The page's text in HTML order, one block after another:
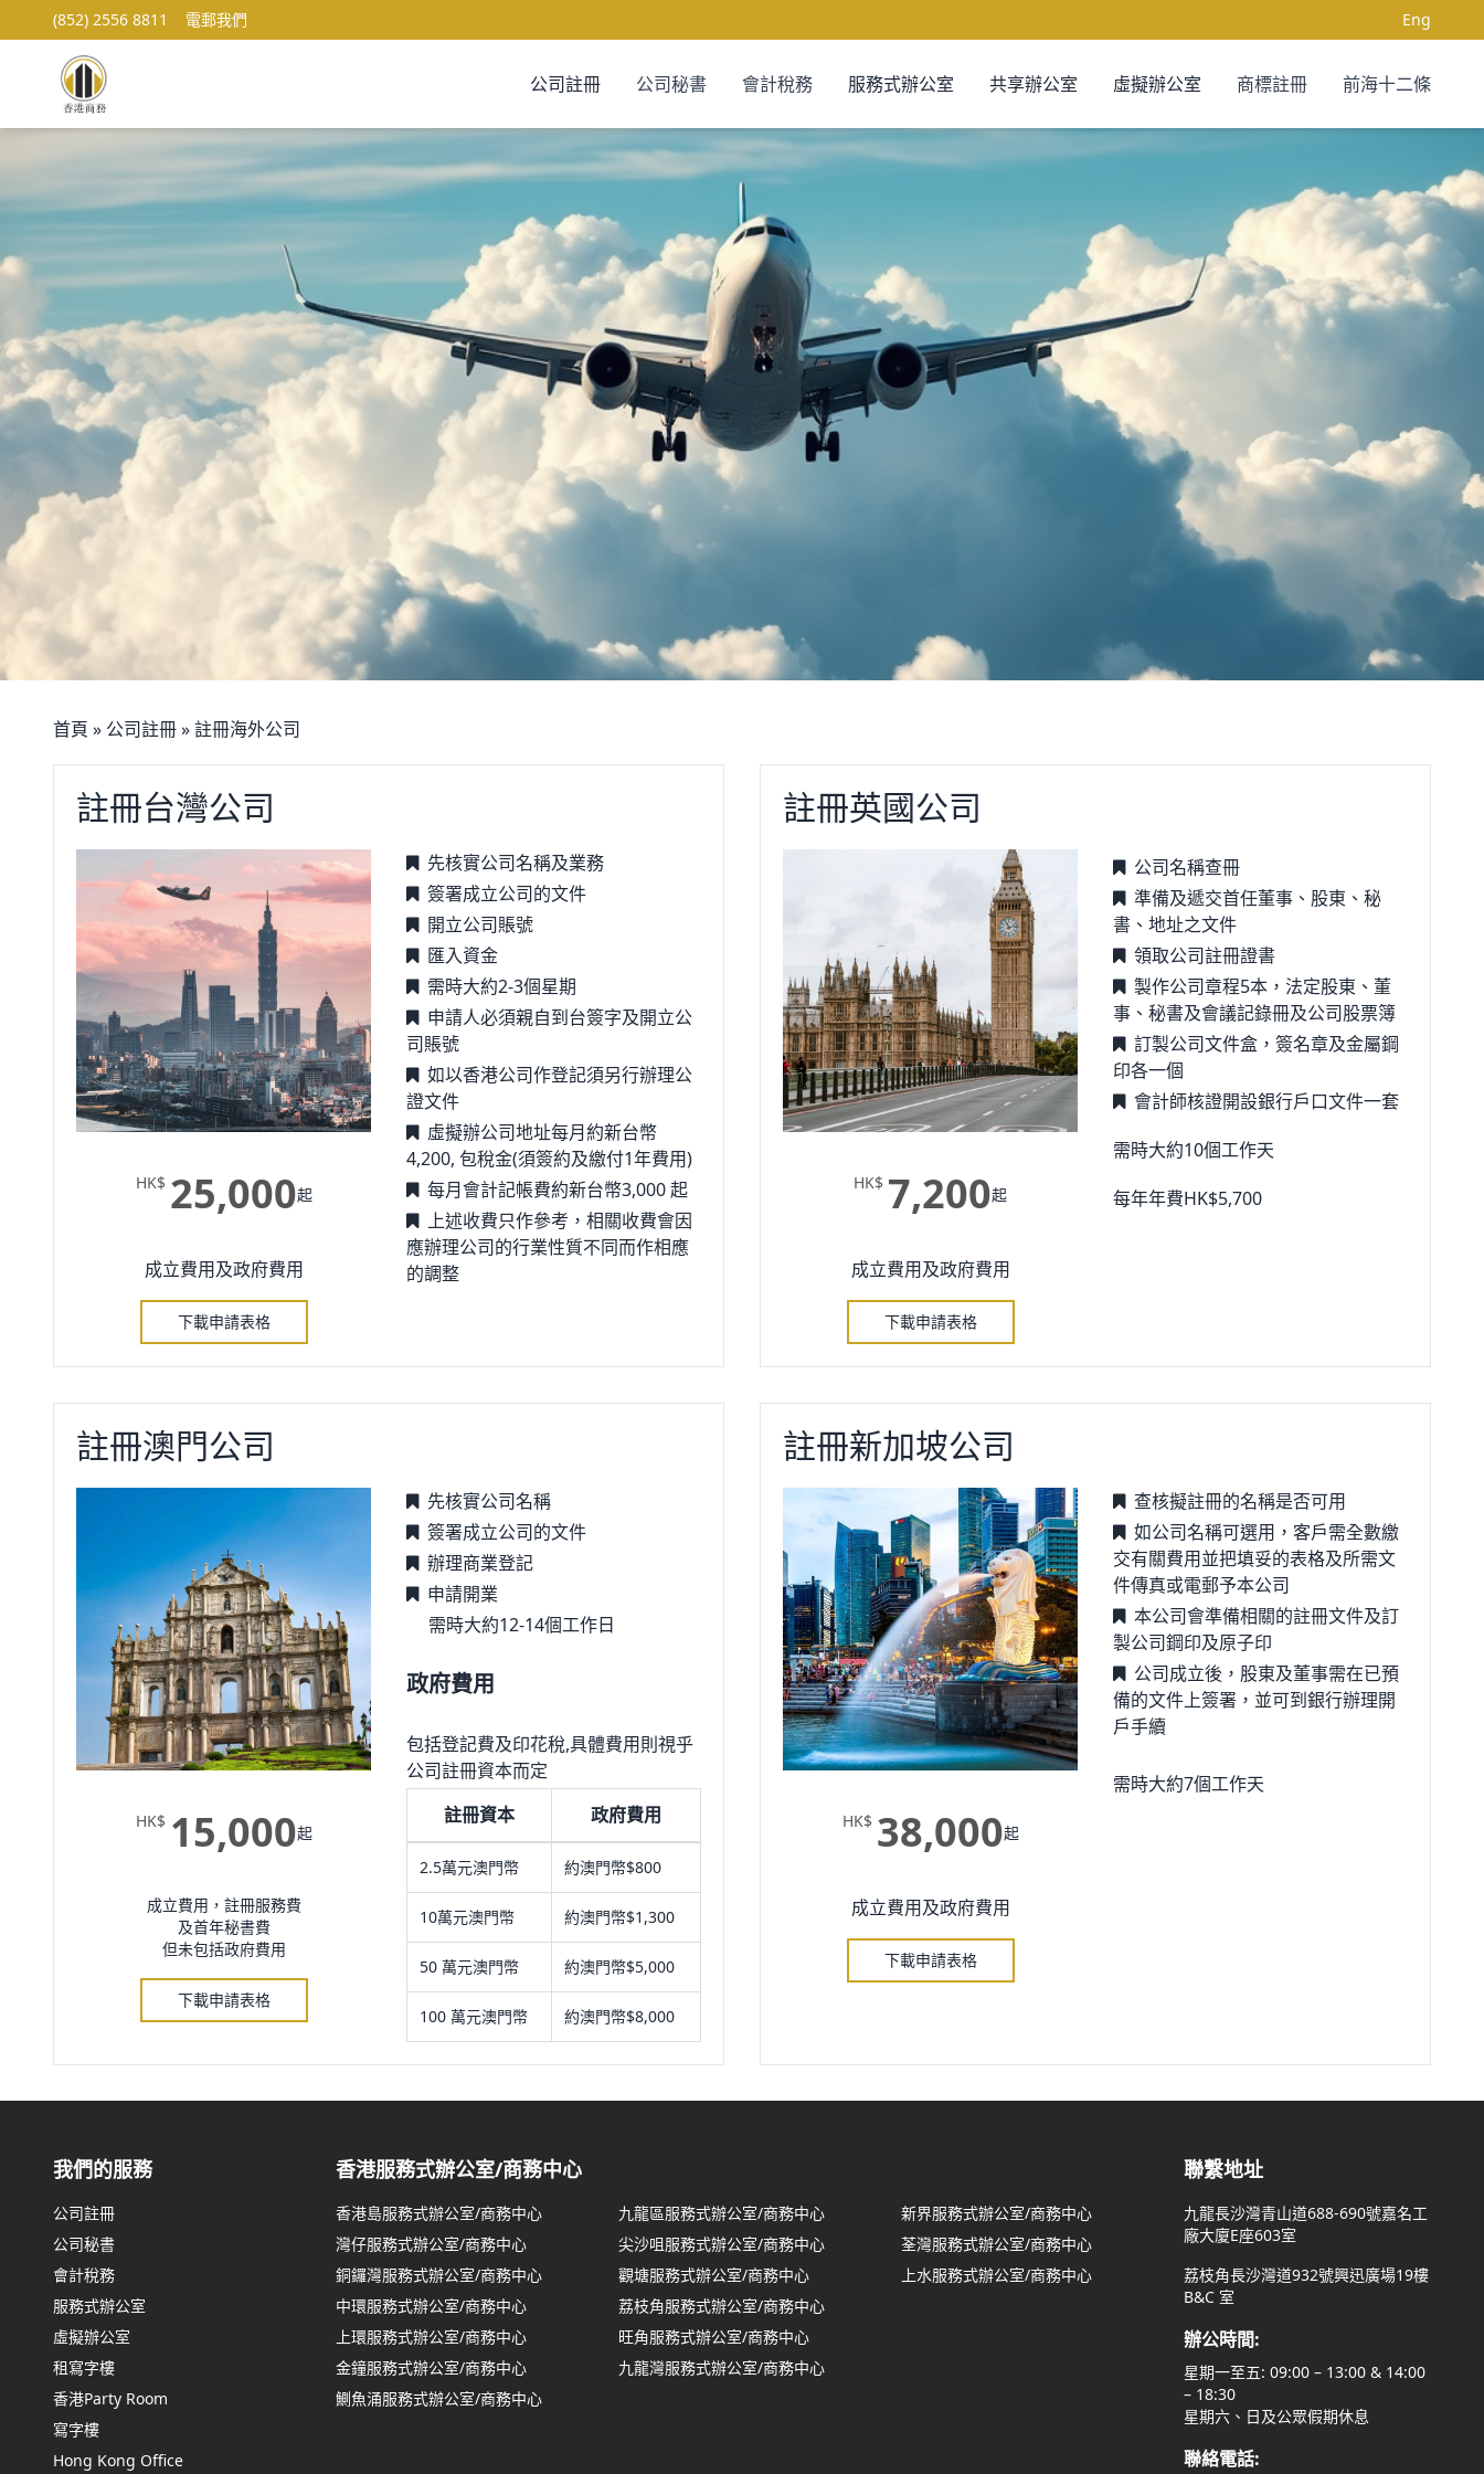
(852) 2556 8811 電郵我們 Eng
公司註冊 公司秘書 會計稅務 服務式辦公室 共享辦公室 虛擬辦公室 商標註冊 前海十二條
首頁 » 公司註冊»註冊海外公司
註冊台灣公司
HK$ 25,000起
成立費用及政府費用
下載申請表格
先核實公司名稱及業務
簽署成立公司的文件
開立公司賬號
匯入資金
需時大約2-3個星期
申請人必須親自到台簽字及開立公
司賬號
如以香港公司作登記須另行辦理公
證文件
虛擬辦公司地址每月約新台幣
4,200, 包稅金(須簽約及繳付1年費用)
每月會計記帳費約新台幣3,000 起
上述收費只作參考，相關收費會因
應辦理公司的行業性質不同而作相應
的調整
註冊英國公司
HK$ 7,200起
成立費用及政府費用
下載申請表格
公司名稱查冊
準備及遞交首任董事、股東、秘
書、地址之文件
領取公司註冊證書
製作公司章程5本，法定股東、董
事、秘書及會議記錄冊及公司股票簿
訂製公司文件盒，簽名章及金屬鋼
印各一個
會計師核證開設銀行戶口文件一套
需時大約10個工作天
每年年費HK$5,700
註冊澳門公司
HK$ 15,000起
成立費用，註冊服務費
及首年秘書費
但未包括政府費用
下載申請表格
先核實公司名稱
簽署成立公司的文件
辦理商業登記
申請開業
需時大約12-14個工作日
政府費用
包括登記費及印花稅,具體費用則視乎
公司註冊資本而定
註冊資本
政府費用
2.5萬元澳門幣 約澳門幣$800
10萬元澳門幣 約澳門幣$1,300
50 萬元澳門幣 約澳門幣$5,000
100 萬元澳門幣 約澳門幣$8,000
註冊新加坡公司
HK$ 38,000起
成立費用及政府費用
下載申請表格
查核擬註冊的名稱是否可用
如公司名稱可選用，客戶需全數繳
交有關費用並把填妥的表格及所需文
件傳真或電郵予本公司
本公司會準備相關的註冊文件及訂
製公司鋼印及原子印
公司成立後，股東及董事需在已預
備的文件上簽署，並可到銀行辦理開
戶手續
需時大約7個工作天
我們的服務
公司註冊
公司秘書
會計稅務
服務式辦公室
虛擬辦公室
租寫字樓
香港Party Room
寫字樓
Hong Kong Office
香港服務式辦公室/商務中心
香港島服務式辦公室/商務中心
灣仔服務式辦公室/商務中心
銅鑼灣服務式辦公室/商務中心
中環服務式辦公室/商務中心
上環服務式辦公室/商務中心
金鐘服務式辦公室/商務中心
鰂魚涌服務式辦公室/商務中心
九龍區服務式辦公室/商務中心
尖沙咀服務式辦公室/商務中心
觀塘服務式辦公室/商務中心
荔枝角服務式辦公室/商務中心
旺角服務式辦公室/商務中心
九龍灣服務式辦公室/商務中心
新界服務式辦公室/商務中心
荃灣服務式辦公室/商務中心
上水服務式辦公室/商務中心
聯繫地址
九龍長沙灣青山道688-690號嘉名工
廠大廈E座603室
荔枝角長沙灣道932號興迅廣場19樓
B&C 室
辦公時間:
星期一至五: 09:00 – 13:00 & 14:00
– 18:30
星期六、日及公眾假期休息
聯絡電話: